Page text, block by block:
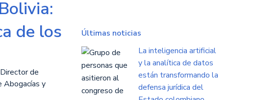
de los
de
Abogacías y
Últimas noticias
La inteligencia artificial
y la analítica de datos
están transformando la
defensa jurídica del